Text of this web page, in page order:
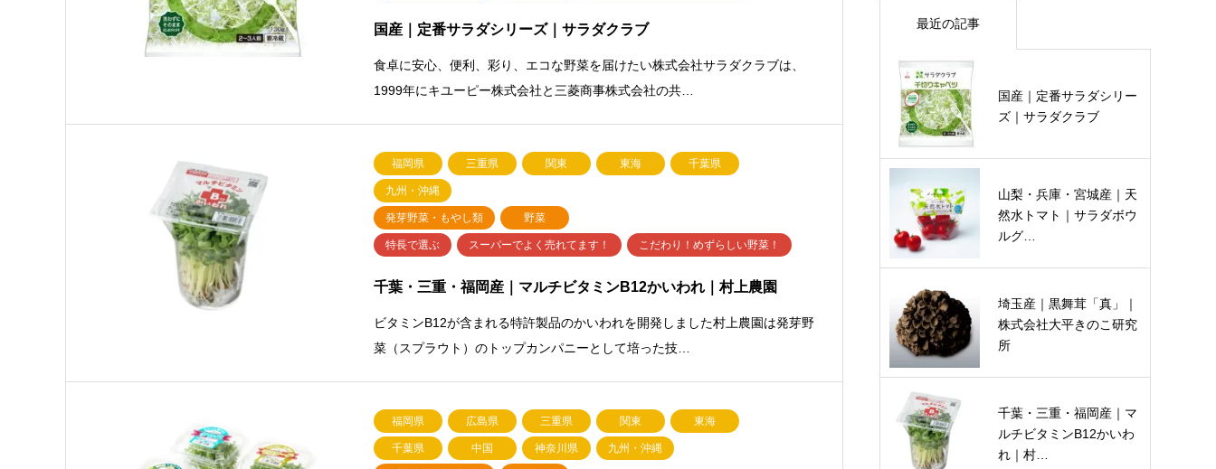
国産｜定番サラダシリーズ｜サラダクラブ
食卓に安心、便利、彩り、エコな野菜を届けたい株式会社サラダクラブは、
1999年にキユーピー株式会社と三菱商事株式会社の共…
福岡県 三重県 関東 東海 千葉県
九州・沖縄
発芽野菜・もやし類 野菜
特長で選ぶ スーパーでよく売れてます！ こだわり！めずらしい野菜！
千葉・三重・福岡産｜マルチビタミンB12かいわれ｜村上農園
ビタミンB12が含まれる特許製品のかいわれを開発しました村上農園は発芽野
菜（スプラウト）のトップカンパニーとして培った技…
福岡県 広島県 三重県 関東 東海
千葉県 中国 神奈川県 九州・沖縄
最近の記事
国産｜定番サラダシリー
ズ｜サラダクラブ
山梨・兵庫・宮城産｜天
然水トマト｜サラダボウ
ルグ…
埼玉産｜黒舞茸「真」｜
株式会社大平きのこ研究
所
千葉・三重・福岡産｜マ
ルチビタミンB12かいわ
れ｜村…